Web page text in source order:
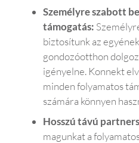
Személyre szabott
támogatás:
biztosítunk az
gondozóotthon
igényelne. Konnekt
minden folyamatos
számára könnyen
Hosszú távú
magunkat a